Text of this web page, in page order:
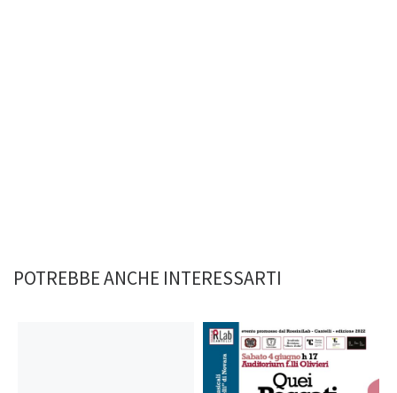
POTREBBE ANCHE INTERESSARTI